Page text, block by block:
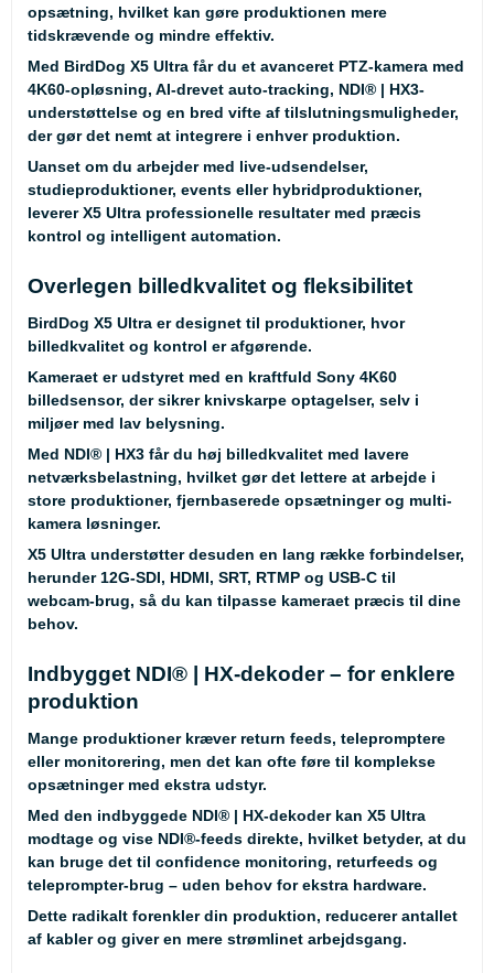
opsætning, hvilket kan gøre produktionen mere
tidskrævende og mindre effektiv.
Med BirdDog X5 Ultra får du et avanceret PTZ-kamera med
4K60-opløsning, AI-drevet auto-tracking, NDI® | HX3-
understøttelse og en bred vifte af tilslutningsmuligheder,
der gør det nemt at integrere i enhver produktion.
Uanset om du arbejder med live-udsendelser,
studieproduktioner, events eller hybridproduktioner,
leverer X5 Ultra professionelle resultater med præcis
kontrol og intelligent automation.
Overlegen billedkvalitet og fleksibilitet
BirdDog X5 Ultra er designet til produktioner, hvor
billedkvalitet og kontrol er afgørende.
Kameraet er udstyret med en kraftfuld Sony 4K60
billedsensor, der sikrer knivskarpe optagelser, selv i
miljøer med lav belysning.
Med NDI® | HX3 får du høj billedkvalitet med lavere
netværksbelastning, hvilket gør det lettere at arbejde i
store produktioner, fjernbaserede opsætninger og multi-
kamera løsninger.
X5 Ultra understøtter desuden en lang række forbindelser,
herunder 12G-SDI, HDMI, SRT, RTMP og USB-C til
webcam-brug, så du kan tilpasse kameraet præcis til dine
behov.
Indbygget NDI® | HX-dekoder – for enklere
produktion
Mange produktioner kræver return feeds, telepromptere
eller monitorering, men det kan ofte føre til komplekse
opsætninger med ekstra udstyr.
Med den indbyggede NDI® | HX-dekoder kan X5 Ultra
modtage og vise NDI®-feeds direkte, hvilket betyder, at du
kan bruge det til confidence monitoring, returfeeds og
teleprompter-brug – uden behov for ekstra hardware.
Dette radikalt forenkler din produktion, reducerer antallet
af kabler og giver en mere strømlinet arbejdsgang.